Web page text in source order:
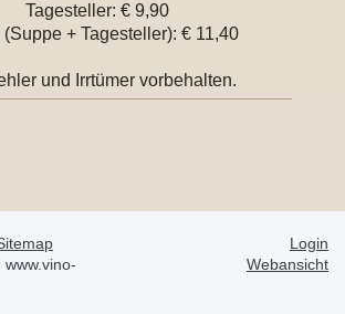
Tagesteller: € 9,90
(Suppe + Tagesteller): € 11,40
und Irrtümer vorbehalten.
Login
Webansicht